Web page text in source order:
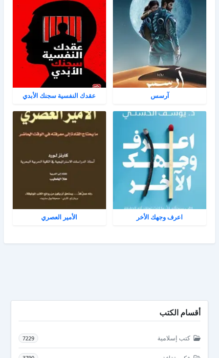
آرسس عقدك النفسية سجنك الأبدي
اعرف وجهك الأخر الأمير العصري
أقسام الكتب
كتب إسلامية 7229